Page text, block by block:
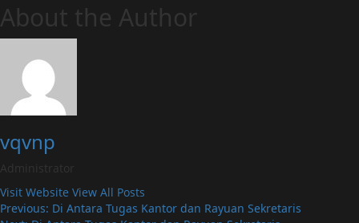
About the Author
vqvnp
Administrator
Visit Website View All Posts
Post
Previous: Di Antara Tugas Kantor dan Rayuan Sekretaris